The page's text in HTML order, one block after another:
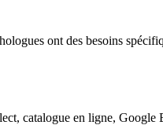
ont des besoins
catalogue en ligne, Google